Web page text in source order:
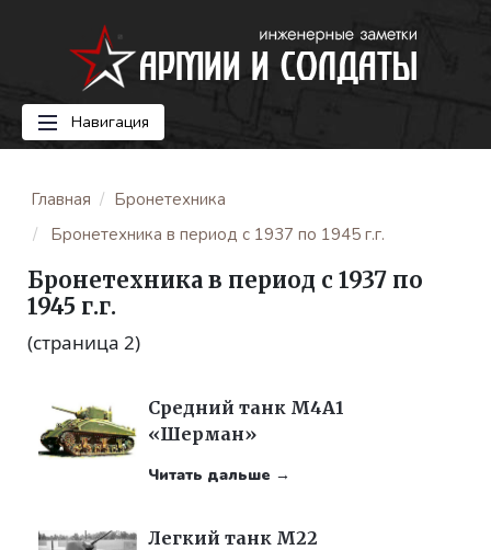
Навигация
Главная
Бронетехника
Бронетехника в период с 1937 по 1945 г.г.
Бронетехника в период с 1937 по
1945 г.г.
(страница 2)
Средний танк M4A1
«Шерман»
Читать дальше →
Легкий танк M22